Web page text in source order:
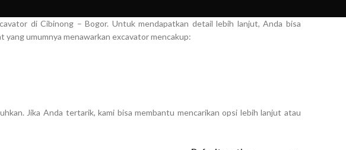
di Cibinong – Bogor. Untuk mendapatkan detail lebih lanjut, Anda bisa
yang umumnya menawarkan excavator mencakup:
Jika Anda tertarik, kami bisa membantu mencarikan opsi lebih lanjut atau